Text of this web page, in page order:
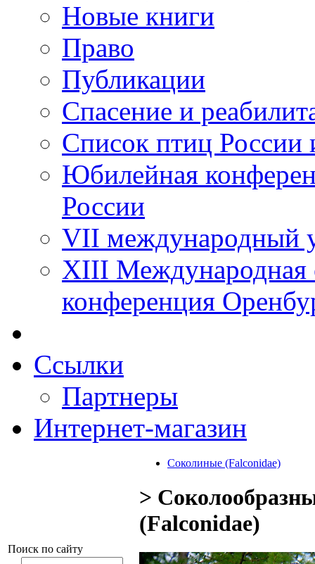
Новые книги
Право
Публикации
Спасение и
Список птиц России
Юбилейная
России
VII международный
XIII Международная
конференция
Ссылки
Партнеры
Интернет-магазин
Поиск по сайту
Соколиные (Falconidae)
>
(Falconidae)